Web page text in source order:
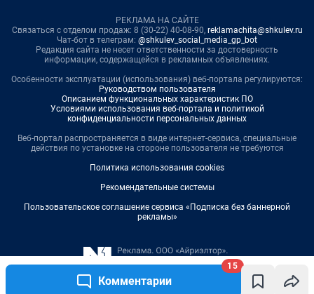
Комментарии
15
РЕКЛАМА НА САЙТЕ
Связаться с отделом продаж: 8 (30-22) 40-08-90, reklamachita@shkulev.ru
Чат-бот в телеграм: @shkulev_social_media_gp_bot
Редакция сайта не несет ответственности за достоверность
информации, содержащейся в рекламных объявлениях.
Особенности эксплуатации (использования) веб-портала регулируются:
Руководством пользователя
Описанием функциональных характеристик ПО
Условиями использования веб-портала и политикой
конфиденциальности персональных данных
Веб-портал распространяется в виде интернет-сервиса, специальные
действия по установке на стороне пользователя не требуются
Политика использования cookies
Рекомендательные системы
Пользовательское соглашение сервиса «Подписка без баннерной
рекламы»